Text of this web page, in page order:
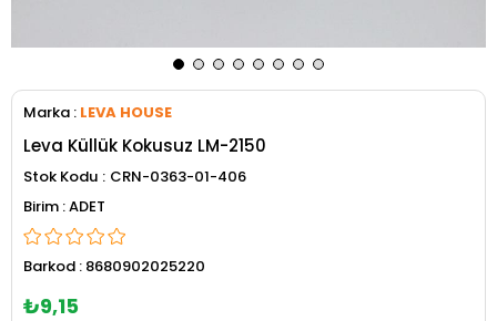
Marka : LEVA HOUSE
Leva Küllük Kokusuz LM-2150
Stok Kodu
CRN-0363-01-406
ADET
Barkod : 8680902025220
₺9,15